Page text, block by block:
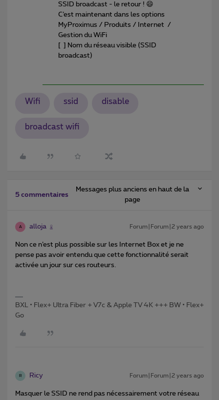
SSID broadcast - le retour ! 😄
C’est maintenant dans les options
MyProximus / Produits / Internet /
Gestion du WiFi
[ ] Nom du réseau visible (SSID
broadcast)
Wifi ssid disable
broadcast wifi
5 commentaires
Messages plus anciens en haut de la
page
A alloja Forum|Forum|2 years ago
Non ce n’est plus possible sur les Internet Box et je ne
pense pas avoir entendu que cette fonctionnalité serait
activée un jour sur ces routeurs.
BXL • Flex+ Ultra Fiber + V7c & Apple TV 4K +++ BW • Flex+
Go
R Ricy Forum|Forum|2 years ago
Masquer le SSID ne rend pas nécessairement votre réseau